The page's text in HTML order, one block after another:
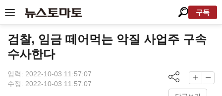
구독
검찰, 임금 떼어먹는 악질 사업주 구속
수사한다
입력: 2022-10-03 11:57:07
수정: 2022-10-03 11:57:07